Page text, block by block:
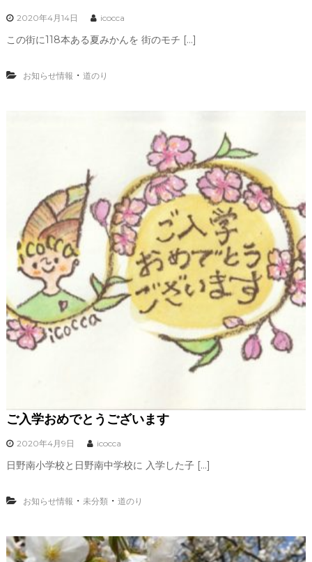
2020年4月14日 icocca
この街に118本ある夏みかんを 街のモチ […]
お知らせ情報 ・ 道のり
ご入学おめでとうございます
2020年4月9日 icocca
日野南小学校と日野南中学校に 入学した子 […]
お知らせ情報 ・ 未分類・ 道のり